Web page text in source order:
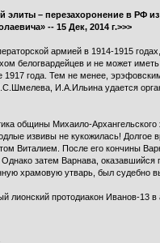
элиты – перезахоронение в РФ
-- 15 Дек, 2014 г.>>>
армией в 1914-1915
белогвардейцев и не может
1917 года. Тем не менее,
И.А.Ильина удается
общины Михаило-
извивы не кукожилась!
Виталием. После его кончины
затем Варнава,
храмовую утварь, был судебно
протодиакон Иванов-13